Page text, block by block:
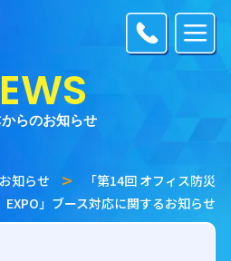
らのお知らせ
知らせ
「第14回 オフィス防災
EXPO」ブース対応に関するお知らせ